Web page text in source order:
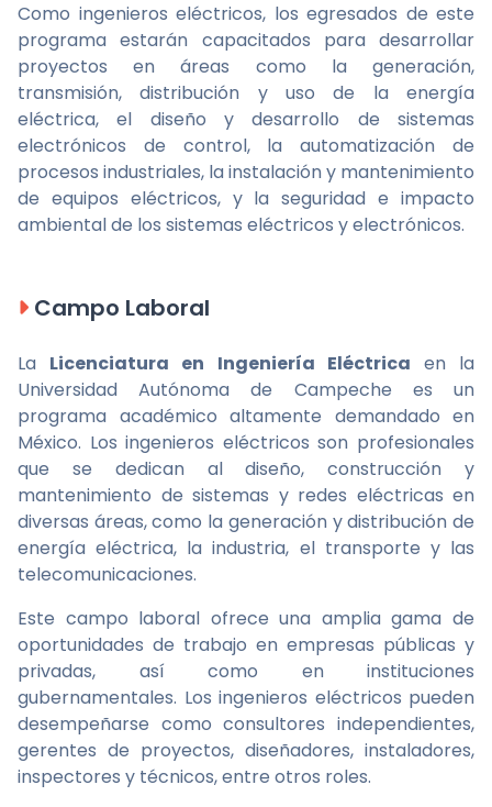
Como ingenieros eléctricos, los egresados de este
programa estarán capacitados para desarrollar
proyectos en áreas como la generación,
transmisión, distribución y uso de la energía
eléctrica, el diseño y desarrollo de sistemas
electrónicos de control, la automatización de
procesos industriales, la instalación y mantenimiento
de equipos eléctricos, y la seguridad e impacto
ambiental de los sistemas eléctricos y electrónicos.
Campo Laboral
La Licenciatura en Ingeniería Eléctrica en la
Universidad Autónoma de Campeche es un
programa académico altamente demandado en
México. Los ingenieros eléctricos son profesionales
que se dedican al diseño, construcción y
mantenimiento de sistemas y redes eléctricas en
diversas áreas, como la generación y distribución de
energía eléctrica, la industria, el transporte y las
telecomunicaciones.
Este campo laboral ofrece una amplia gama de
oportunidades de trabajo en empresas públicas y
privadas, así como en instituciones
gubernamentales. Los ingenieros eléctricos pueden
desempeñarse como consultores independientes,
gerentes de proyectos, diseñadores, instaladores,
inspectores y técnicos, entre otros roles.